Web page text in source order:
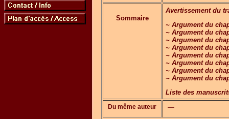
Sommaire
Avertissement du
~ Argument du
~ Argument du
~ Argument du
~ Argument du
~ Argument du
~ Argument du
~ Argument du
~ Argument du
Liste des
Du même auteur —